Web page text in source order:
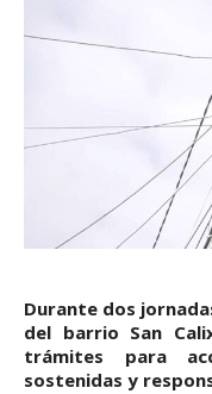
Durante dos
del barrio San
trámites para
sostenidas y